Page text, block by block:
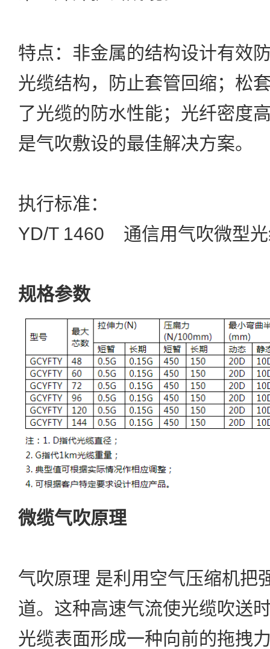
特点： 非金属的结构设计有效
光缆结构，防止套管回缩；松
了光缆的防水性能；光纤密度
是气吹敷设的最佳解决方案。
执行标准：
YD/T 1460 通信用气吹微型
规格参数
微缆气吹原理
气吹原理 是利用空气压缩机把
道。这种高速气流使光缆吹送
光缆表面形成一种向前的拖拽